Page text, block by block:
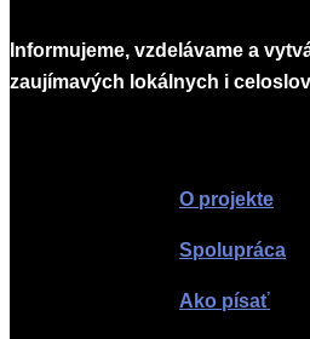
Informujeme, vzdelávame a
zaujímavých lokálnych i
O projekte
Spolupráca
Ako písať